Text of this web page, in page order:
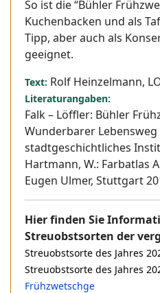
So ist die “Bühler
Kuchenbacken und als
Tipp, aber auch als
geeignet.
Text: Rolf Heinzelmann,
Literaturangaben:
Falk – Löffler: Bühler
Wunderbarer
stadtgeschichtliches
Hartmann, W.: Farbatlas
Eugen Ulmer, Stuttgart
Hier finden Sie
Streuobstsorten der
Streuobstsorte des Jahres
Streuobstsorte des Jahres
Frühzwetschge